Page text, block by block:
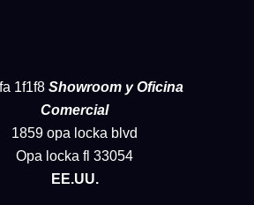
Showroom y Oficina
Comercial
1859 opa locka blvd
Opa locka fl 33054
EE.UU.